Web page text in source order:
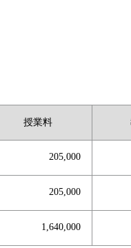
授業料
205,000
205,000
1,640,000